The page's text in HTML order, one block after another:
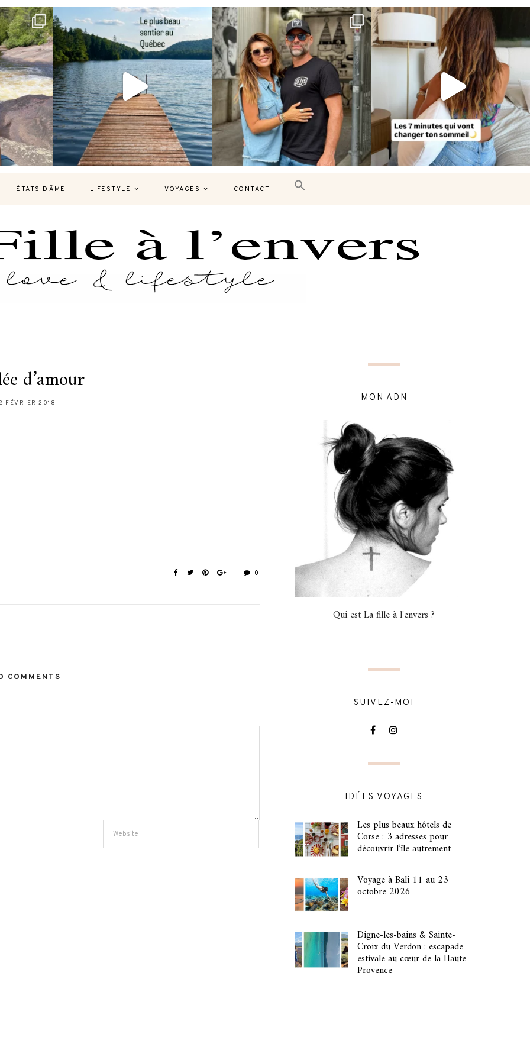
version
Et si je te disais qu’il existe un sentier où
127 37
Montréal, une très belle surprise 🇨🇦
J’ai...
446
Le sommeil est essentiel à notre bien-
être… et...
102 14
ÉTATS D’ÂME LIFESTYLE VOYAGES CONTACT
d’amour
FÉVRIER 2018
0
COMMENTS
MON ADN
Qui est La fille à l'envers ?
SUIVEZ-MOI
IDÉES VOYAGES
Les plus beaux hôtels de
Corse : 3 adresses pour
découvrir l’île autrement
Voyage à Bali 11 au 23
octobre 2026
Digne-les-bains & Sainte-
Croix du Verdon : escapade
estivale au cœur de la Haute
Provence